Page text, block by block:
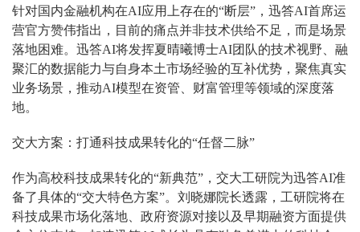
针对国内金融机构在AI应用上存在的“断层”，迅答AI首席运
营官方赞伟指出，目前的痛点并非技术供给不足，而是场景
落地困难。迅答AI将发挥夏晴曦博士AI团队的技术视野、融
聚汇的数据能力与自身本土市场经验的互补优势，聚焦真实
业务场景，推动AI模型在资管、财富管理等领域的深度落
地。
交大方案：打通科技成果转化的“任督二脉”
作为高校科技成果转化的“新典范”，交大工研院为迅答AI准
备了具体的“交大特色方案”。刘晓娜院长透露，工研院将在
科技成果市场化落地、政府资源对接以及早期融资方面提供